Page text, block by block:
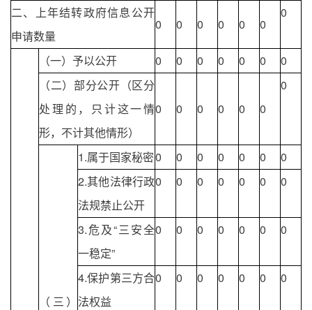
二、上年结转政府信息公开
申请数量
0 0 0 0 0 0
0
（一）予以公开 0 0 0 0 0 0
0
（二）部分公开（区分
处理的，只计这一情
形，不计其他情形）
0 0 0 0 0 0
0
（三）
1.属于国家秘密0 0 0 0 0 0
0
2.其他法律行政
法规禁止公开
0 0 0 0 0 0 0
3.危及“三安全
一稳定”
0 0 0 0 0 0 0
4.保护第三方合
法权益
0 0 0 0 0 0 0